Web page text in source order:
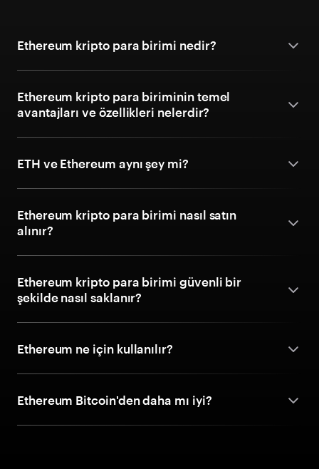
Ethereum kripto para birimi nedir?
Ethereum kripto para biriminin temel
avantajları ve özellikleri nelerdir?
ETH ve Ethereum aynı şey mi?
Ethereum kripto para birimi nasıl satın
alınır?
Ethereum kripto para birimi güvenli bir
şekilde nasıl saklanır?
Ethereum ne için kullanılır?
Ethereum Bitcoin'den daha mı iyi?